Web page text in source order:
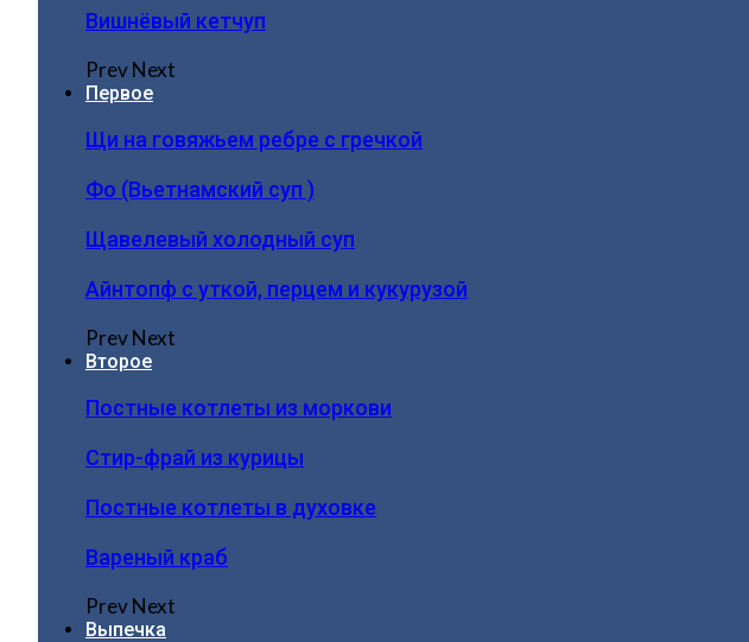
Вишнёвый кетчуп
PrevNext
Первое
Щи на говяжьем ребре с гречкой
Фо (Вьетнамский суп )
Щавелевый холодный суп
Айнтопф с уткой, перцем и кукурузой
PrevNext
Второе
Постные котлеты из моркови
Стир-фрай из курицы
Постные котлеты в духовке
Вареный краб
PrevNext
Выпечка